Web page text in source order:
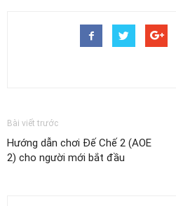
Bài viết trước
Hướng dẫn chơi Đế Chế 2 (AOE
2) cho người mới bắt đầu